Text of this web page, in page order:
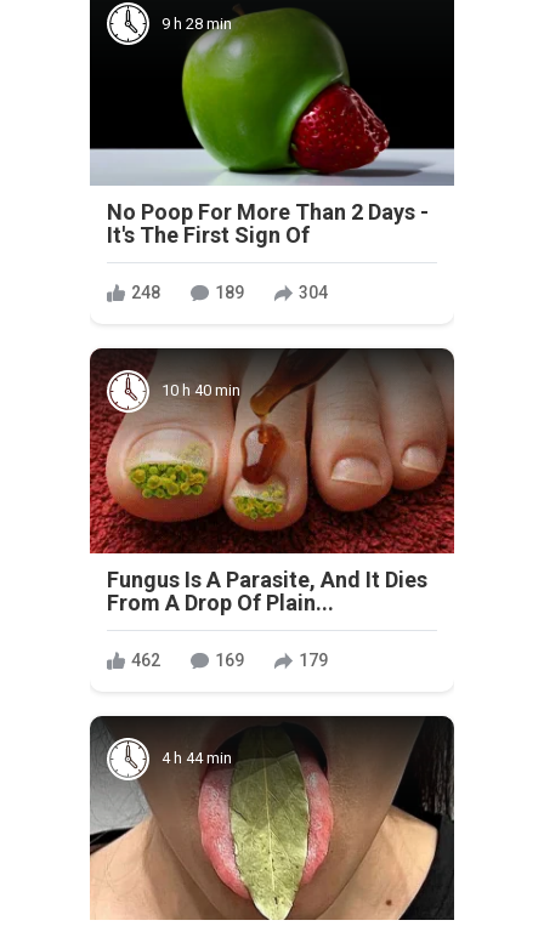
9 h 28 min
No Poop For More Than 2 Days -
It's The First Sign Of
248 189 304
10 h 40 min
Fungus Is A Parasite, And It Dies
From A Drop Of Plain...
462 169 179
4 h 44 min